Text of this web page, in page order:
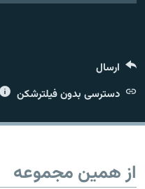
ارسال
دسترسی بدون فیلترشکن
از همین مجموعه